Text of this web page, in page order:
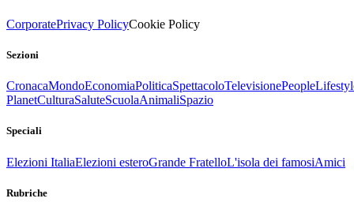
CorporatePrivacy PolicyCookie Policy
Sezioni
CronacaMondoEconomiaPoliticaSpettacoloTelevisionePeople
PlanetCulturaSaluteScuolaAnimaliSpazio
Speciali
Elezioni ItaliaElezioni esteroGrande FratelloL'isola dei famosiAmici
Rubriche